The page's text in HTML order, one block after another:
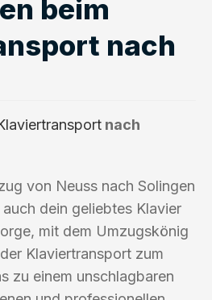
beim
nach
nach
von Neuss nach Solingen
dein geliebtes Klavier
mit dem Umzugskönig
Klaviertransport zum
zu einem unschlagbaren